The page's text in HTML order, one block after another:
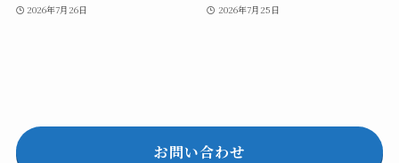
2026年7月26日 2026年7月25日
お問い合わせ